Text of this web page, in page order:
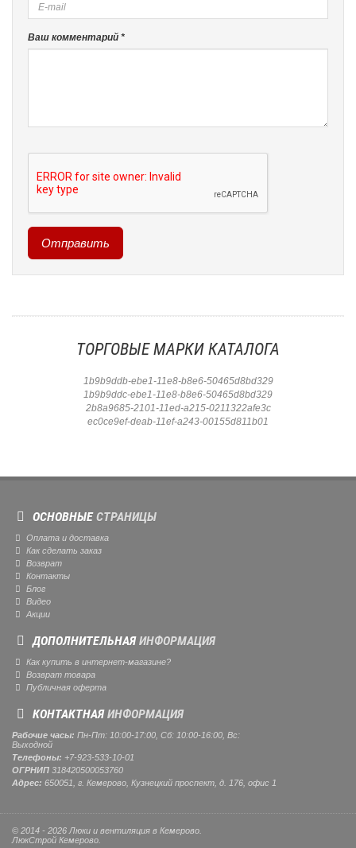
Ваш комментарий *
ТОРГОВЫЕ МАРКИ КАТАЛОГА
1b9b9ddb-ebe1-11e8-b8e6-50465d8bd329
1b9b9ddc-ebe1-11e8-b8e6-50465d8bd329
2b8a9685-2101-11ed-a215-0211322afe3c
ec0ce9ef-deab-11ef-a243-00155d811b01
ОСНОВНЫЕСТРАНИЦЫ
Оплата и доставка
Как сделать заказ
Возврат
Контакты
Блог
Видео
Акции
ДОПОЛНИТЕЛЬНАЯИНФОРМАЦИЯ
Как купить в интернет-магазине?
Возврат товара
Публичная оферта
КОНТАКТНАЯИНФОРМАЦИЯ
Рабочие часы: Пн-Пт: 10:00-17:00, Сб: 10:00-16:00, Вс:
Выходной
Телефоны: +7-923-533-10-01
ОГРНИП 318420500053760
Адрес: 650051, г. Кемерово, Кузнецкий проспект, д. 176, офис 1
© 2014 - 2026 Люки и вентиляция в Кемерово.
ЛюкСтрой Кемерово.